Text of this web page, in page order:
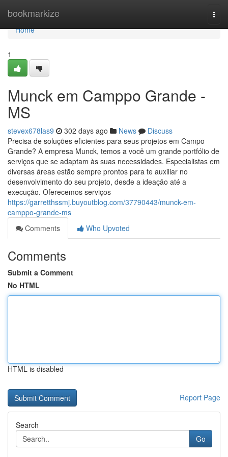
bookmarkize
Home
Home
1
Munck em Camppo Grande -
MS
stevex678las9 302 days ago News
Discuss
Precisa de soluções eficientes para seus projetos em Campo
Grande? A empresa Munck, temos a você um grande portfólio de
serviços que se adaptam às suas necessidades. Especialistas em
diversas áreas estão sempre prontos para te auxiliar no
desenvolvimento do seu projeto, desde a ideação até a
execução. Oferecemos serviços
https://garretthssmj.buyoutblog.com/37790443/munck-em-
camppo-grande-ms
Comments
Who Upvoted
Comments
Submit a Comment
No HTML
HTML is disabled
Report Page
Search
Go